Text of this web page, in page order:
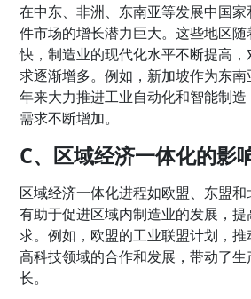
在中东、非洲、东南亚等发展中国
件市场的增长潜力巨大。这些地区
快，制造业的现代化水平不断提高
求逐渐增多。例如，新加坡作为东
年来大力推进工业自动化和智能制
需求不断增加。
C、区域经济一体化的影
区域经济一体化进程如欧盟、东盟和
有助于促进区域内制造业的发展，
求。例如，欧盟的工业联盟计划，
高科技领域的合作和发展，带动了
长。